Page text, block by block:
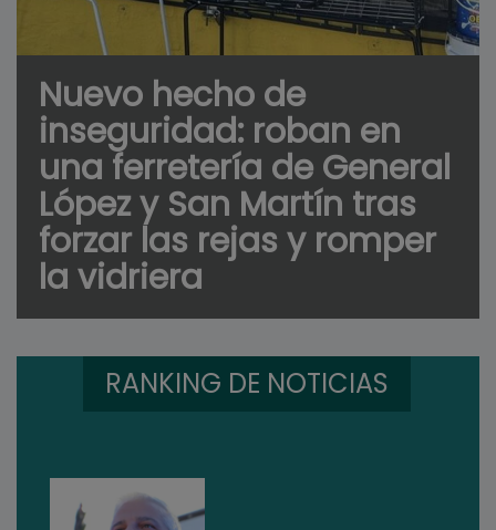
Nuevo hecho de
inseguridad: roban en
una ferretería de General
López y San Martín tras
forzar las rejas y romper
la vidriera
RANKING DE NOTICIAS